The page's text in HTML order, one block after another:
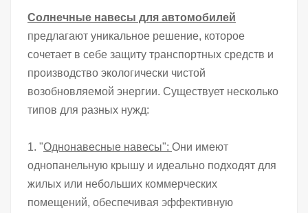
Солнечные навесы для автомобилей
предлагают уникальное решение, которое
сочетает в себе защиту транспортных средств и
производство экологически чистой
возобновляемой энергии. Существует несколько
типов для разных нужд:
1. "Однонавесные навесы": Они имеют
однопанельную крышу и идеально подходят для
жилых или небольших коммерческих
помещений, обеспечивая эффективную